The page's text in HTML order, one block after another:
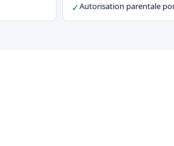
✓Autorisation parentale